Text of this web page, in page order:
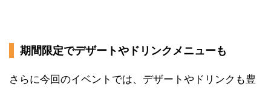
期間限定でデザートやドリンクメニューも
さらに今回のイベントでは、デザートやドリンクも豊